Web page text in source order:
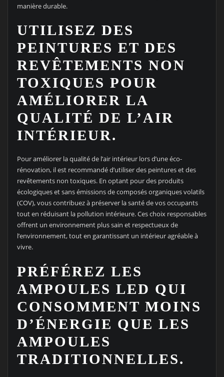
manière durable.
UTILISEZ DES
PEINTURES ET DES
REVÊTEMENTS NON
TOXIQUES POUR
AMÉLIORER LA
QUALITÉ DE L’AIR
INTÉRIEUR.
Pour améliorer la qualité de l’air intérieur lors d’une éco-
rénovation, il est recommandé d’utiliser des peintures et des
revêtements non toxiques. En optant pour des produits
écologiques et sans émissions de composés organiques volatils
(COV), vous contribuez à préserver la santé de vos occupants
tout en réduisant la pollution intérieure. Ces choix responsables
offrent un environnement plus sain et respectueux de
l’environnement, tout en garantissant un intérieur agréable à
vivre.
PRÉFÉREZ LES
AMPOULES LED QUI
CONSOMMENT MOINS
D’ÉNERGIE QUE LES
AMPOULES
TRADITIONNELLES.